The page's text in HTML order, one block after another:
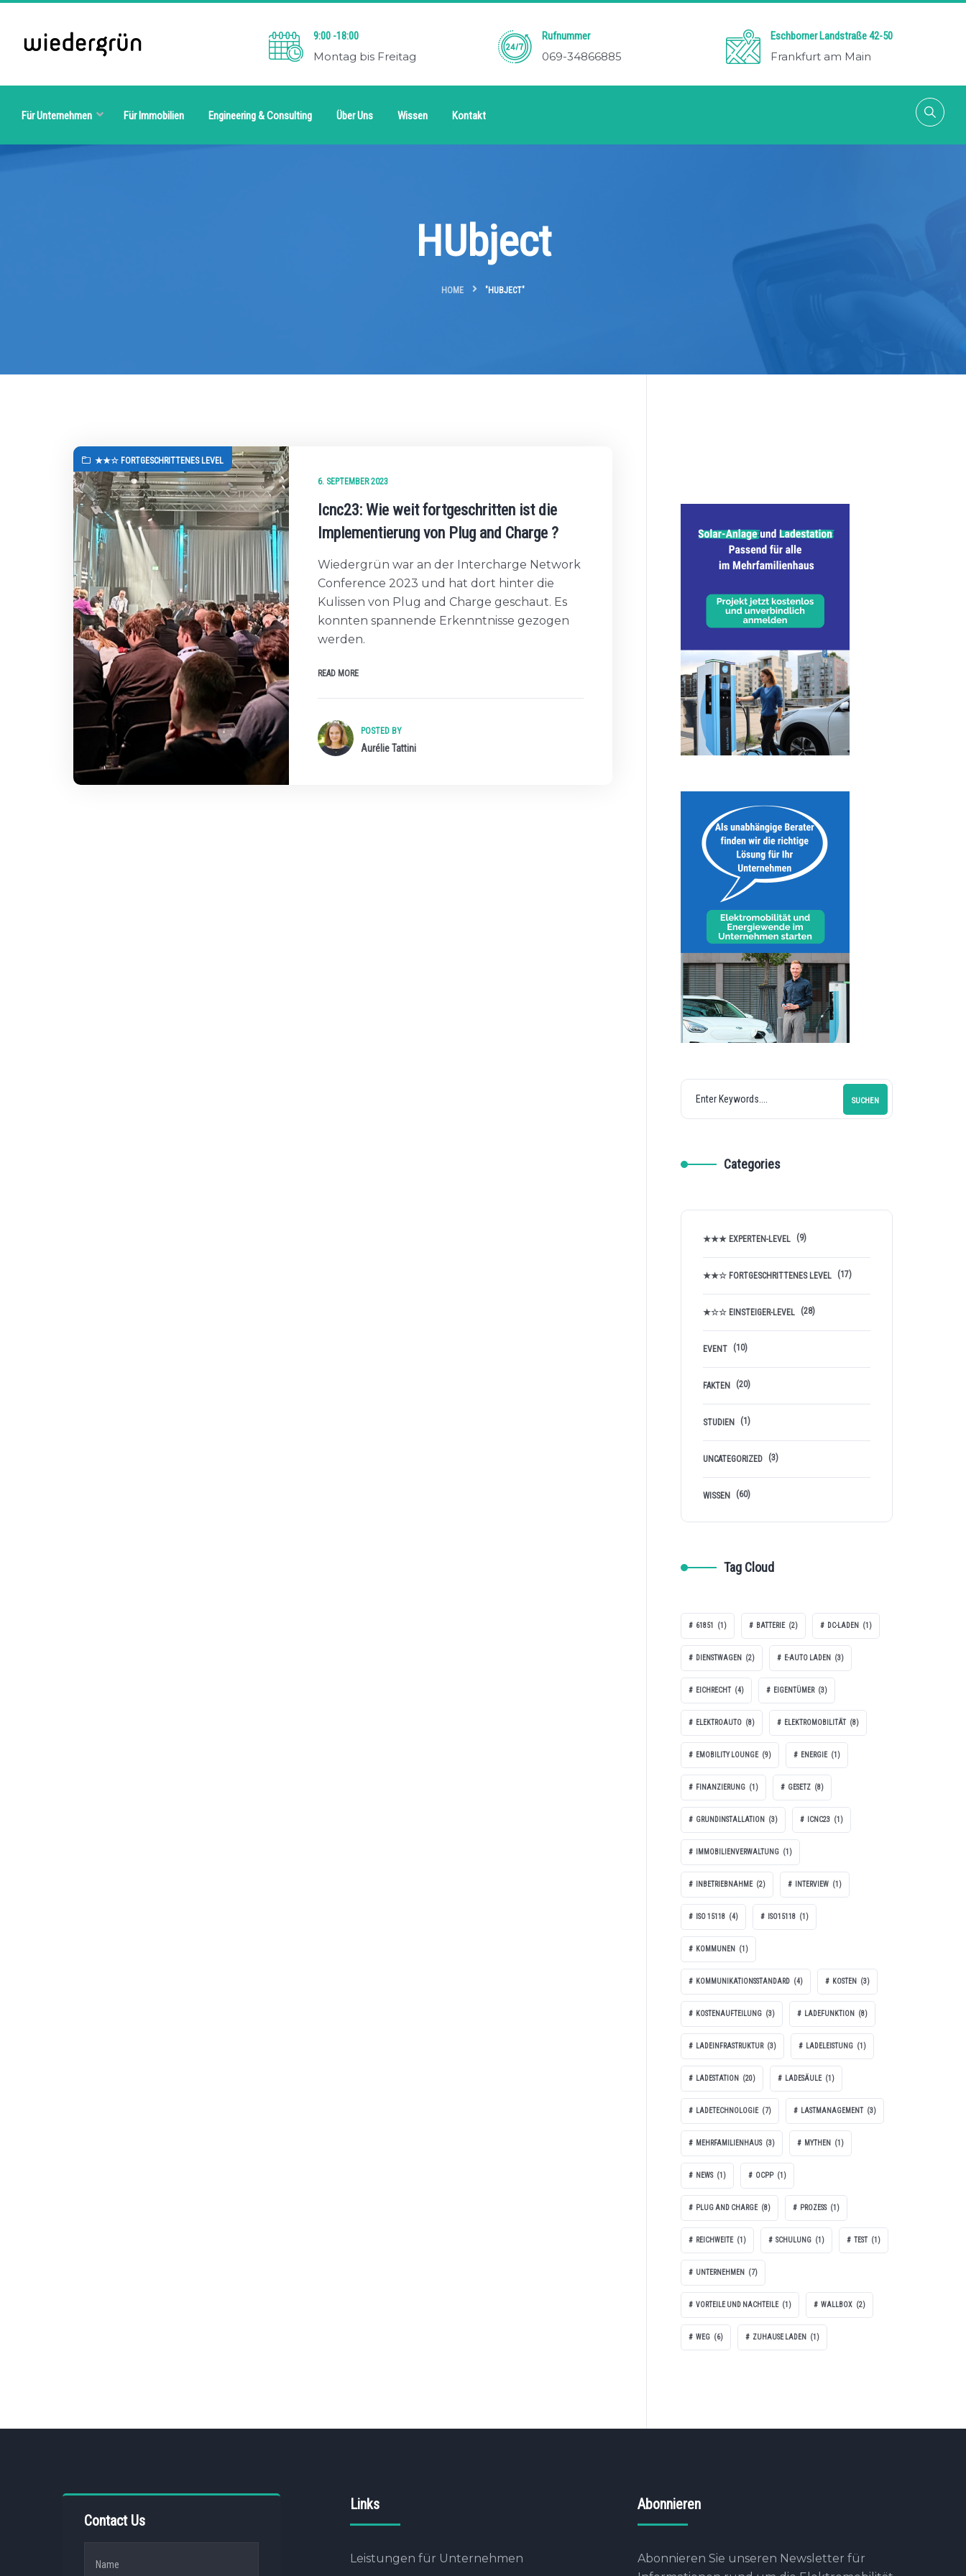
9:00 -18:00
Montag bis Freitag
Rufnummer
069-34866885
Eschborner Landstraße 42-50
Frankfurt am Main
Für Unternehmen Für Immobilien Engineering & Consulting Über Uns Wissen Kontakt
HUbject
HOME "HUBJECT"
★★☆ FORTGESCHRITTENES LEVEL
6. SEPTEMBER 2023
Icnc23: Wie weit fortgeschritten ist die
Implementierung von Plug and Charge ?
Wiedergrün war an der Intercharge Network
Conference 2023 und hat dort hinter die
Kulissen von Plug and Charge geschaut. Es
konnten spannende Erkenntnisse gezogen
werden.
READ MORE
POSTED BY
Aurélie Tattini
SUCHEN
Categories
★★★ EXPERTEN-LEVEL (9)
★★☆ FORTGESCHRITTENES LEVEL (17)
★☆☆ EINSTEIGER-LEVEL (28)
EVENT (10)
FAKTEN (20)
STUDIEN (1)
UNCATEGORIZED (3)
WISSEN (60)
Tag Cloud
61851 (1) BATTERIE (2) DC-LADEN (1)
DIENSTWAGEN (2) E-AUTO LADEN (3)
EICHRECHT (4) EIGENTÜMER (3)
ELEKTROAUTO (8) ELEKTROMOBILITÄT (8)
EMOBILITY LOUNGE (9) ENERGIE (1)
FINANZIERUNG (1) GESETZ (8)
GRUNDINSTALLATION (3) ICNC23 (1)
IMMOBILIENVERWALTUNG (1)
INBETRIEBNAHME (2) INTERVIEW (1)
ISO 15118 (4) ISO15118 (1)
KOMMUNEN (1)
KOMMUNIKATIONSSTANDARD (4) KOSTEN (3)
KOSTENAUFTEILUNG (3) LADEFUNKTION (8)
LADEINFRASTRUKTUR (3) LADELEISTUNG (1)
LADESTATION (20) LADESÄULE (1)
LADETECHNOLOGIE (7) LASTMANAGEMENT (3)
MEHRFAMILIENHAUS (3) MYTHEN (1)
NEWS (1) OCPP (1)
PLUG AND CHARGE (8) PROZESS (1)
REICHWEITE (1) SCHULUNG (1) TEST (1)
UNTERNEHMEN (7)
VORTEILE UND NACHTEILE (1) WALLBOX (2)
WEG (6) ZUHAUSE LADEN (1)
Contact Us
Links
Leistungen für Unternehmen
Abonnieren
Abonnieren Sie unseren Newsletter für